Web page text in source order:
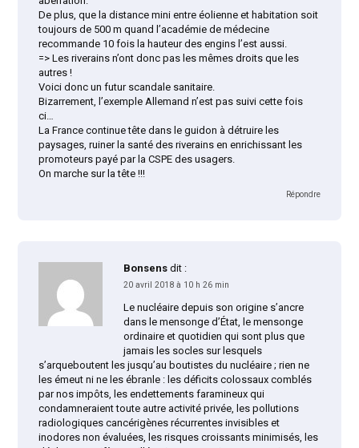
De plus, que la distance mini entre éolienne et habitation soit
toujours de 500 m quand l’académie de médecine
recommande 10 fois la hauteur des engins l’est aussi.
=> Les riverains n’ont donc pas les mêmes droits que les
autres !
Voici donc un futur scandale sanitaire.
Bizarrement, l’exemple Allemand n’est pas suivi cette fois
ci…
La France continue tête dans le guidon à détruire les
paysages, ruiner la santé des riverains en enrichissant les
promoteurs payé par la CSPE des usagers.
On marche sur la tête !!!
Répondre
Bonsens dit :
20 avril 2018 à 10 h 26 min
Le nucléaire depuis son origine s’ancre
dans le mensonge d’État, le mensonge
ordinaire et quotidien qui sont plus que
jamais les socles sur lesquels
s’arqueboutent les jusqu’au boutistes du nucléaire ; rien ne
les émeut ni ne les ébranle : les déficits colossaux comblés
par nos impôts, les endettements faramineux qui
condamneraient toute autre activité privée, les pollutions
radiologiques cancérigènes récurrentes invisibles et
inodores non évaluées, les risques croissants minimisés, les